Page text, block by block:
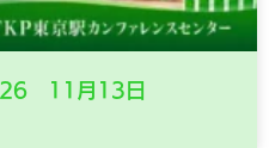
11月13日